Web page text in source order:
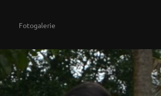
Fotogalerie